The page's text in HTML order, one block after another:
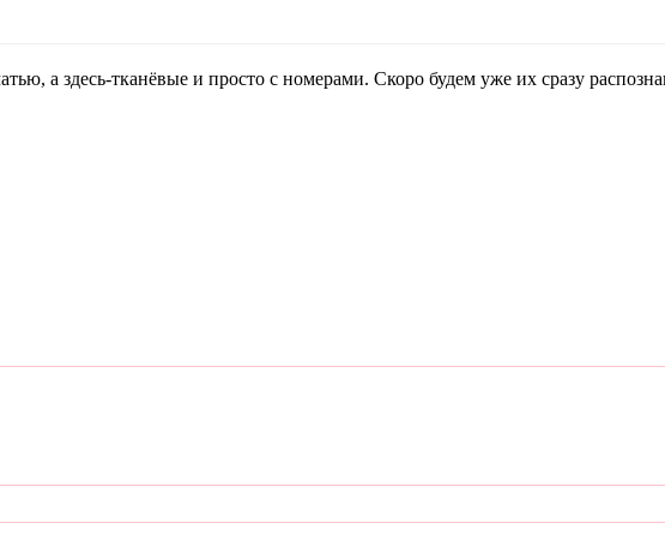
а здесь-тканёвые и просто с номерами. Скоро будем уже их сразу